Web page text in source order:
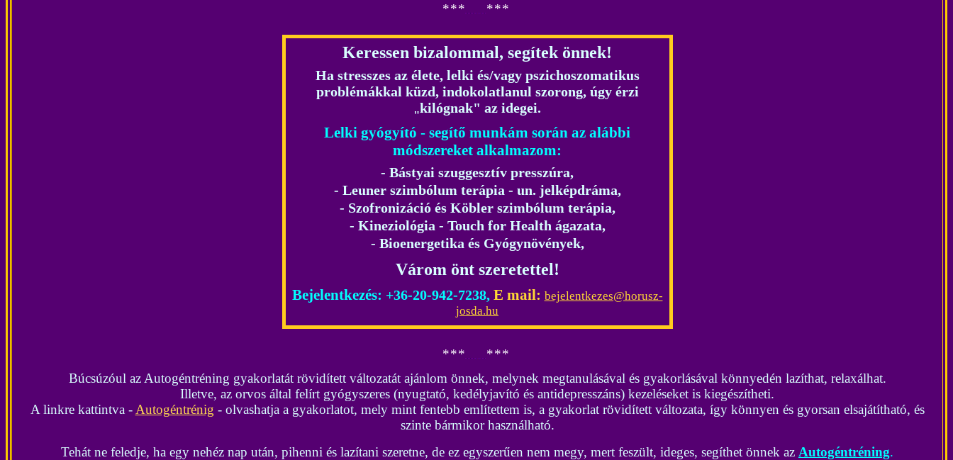
*** ***
Keressen bizalommal, segítek önnek!
Ha stresszes az élete, lelki és/vagy pszichoszomatikus
problémákkal küzd, indokolatlanul szorong, úgy érzi
"kilógnak" az idegei.
Lelki gyógyító - segítő munkám során az alábbi
módszereket alkalmazom:
- Bástyai szuggesztív presszúra,
- Leuner szimbólum terápia - un. jelképdráma,
- Szofronizáció és Köbler szimbólum terápia,
- Kineziológia - Touch for Health ágazata,
- Bioenergetika és Gyógynövények,
Várom önt szeretettel!
Bejelentkezés: +36-20-942-7238, E mail: bejelentkezes@horusz-
josda.hu
*** ***
Búcsúzóul az Autogéntréning gyakorlatát rövidített változatát ajánlom önnek, melynek megtanulásával és gyakorlásával könnyedén lazíthat, relaxálhat.
Illetve, az orvos által felírt gyógyszeres (nyugtató, kedélyjavító és antidepresszáns) kezeléseket is kiegészítheti.
A linkre kattintva - Autogéntrénig - olvashatja a gyakorlatot, mely mint fentebb említettem is, a gyakorlat rövidített változata, így könnyen és gyorsan elsajátítható, és
szinte bármikor használható.
Tehát ne feledje, ha egy nehéz nap után, pihenni és lazítani szeretne, de ez egyszerűen nem megy, mert feszült, ideges, segíthet önnek az Autogéntréning.